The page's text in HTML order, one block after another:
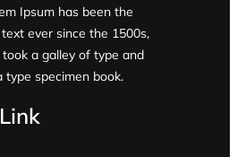
Ipsum has been the
ever since the 1500s,
a galley of type and
type specimen book.